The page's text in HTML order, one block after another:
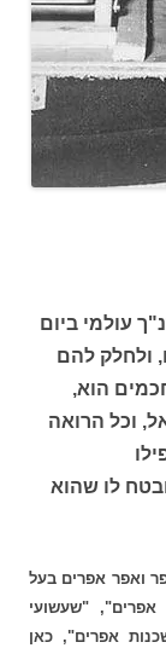
ביום
ולחלק להם
הוא,
וכל הרואה
לו שהוא
ואפר אפריםבעל
"שעשועי
אפרים", כאן